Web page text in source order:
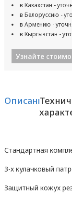
в Казахстан -
в Белоруссию -
в Армению -
в Кыргызстан -
Узнайте
Описание
Стандартная
3-х кулачковый
Защитный кожух